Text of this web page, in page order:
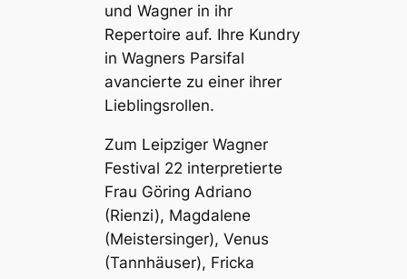
und Wagner in ihr
Repertoire auf. Ihre Kundry
in Wagners Parsifal
avancierte zu einer ihrer
Lieblingsrollen.
Zum Leipziger Wagner
Festival 22 interpretierte
Frau Göring Adriano
(Rienzi), Magdalene
(Meistersinger), Venus
(Tannhäuser), Fricka